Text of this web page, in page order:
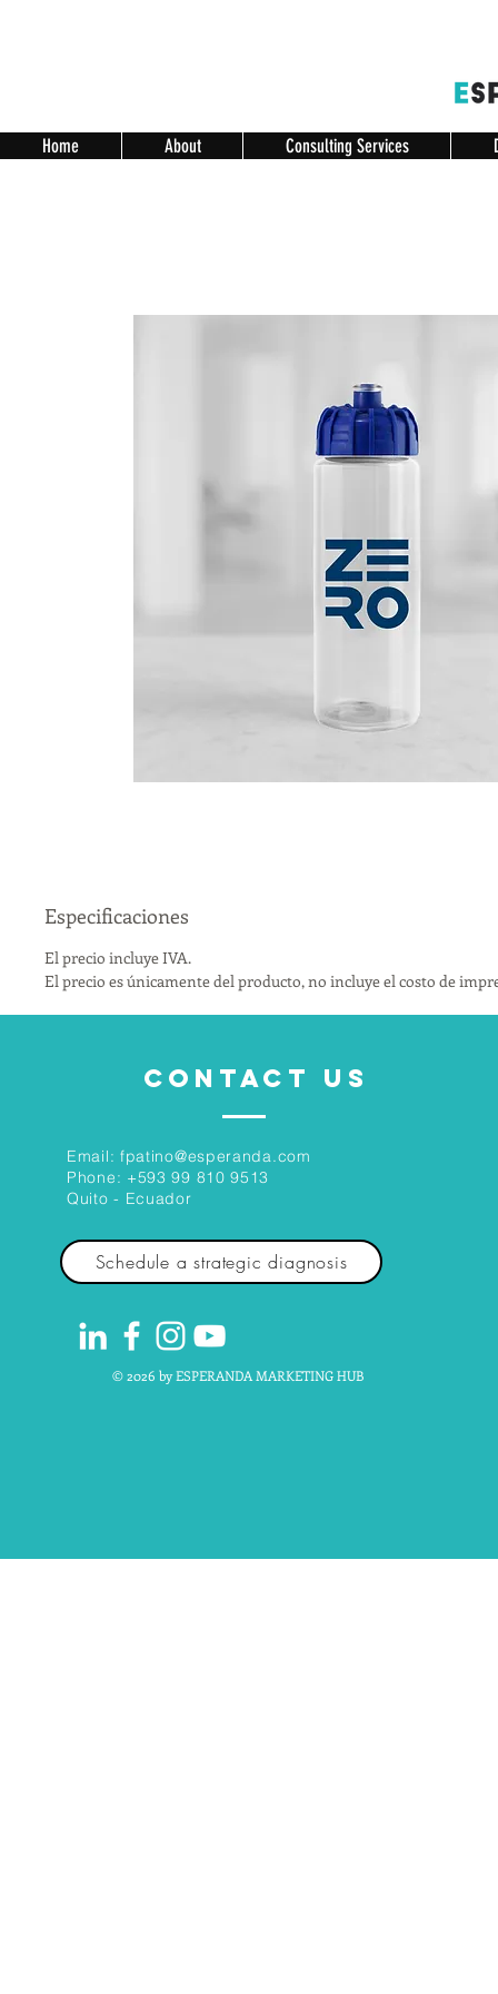
Home About Consulting Services
Especificaciones
El precio incluye IVA.
El precio es únicamente del producto, no incluye el costo de
CONTACT US
Email: fpatino@esperanda.com
Phone: +593 99 810 9513
Quito - Ecuador
Schedule a strategic diagnosis
© 2026 by ESPERANDA MARKETING HUB